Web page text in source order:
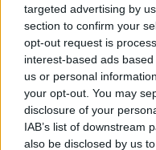
targeted advertising by
section to confirm your
opt-out request is
interest-based ads
us or personal
your opt-out. You may
disclosure of your
IAB’s list of downstream
also be disclosed by us
ΙΣΑ για έξαρση
Νείλου στην